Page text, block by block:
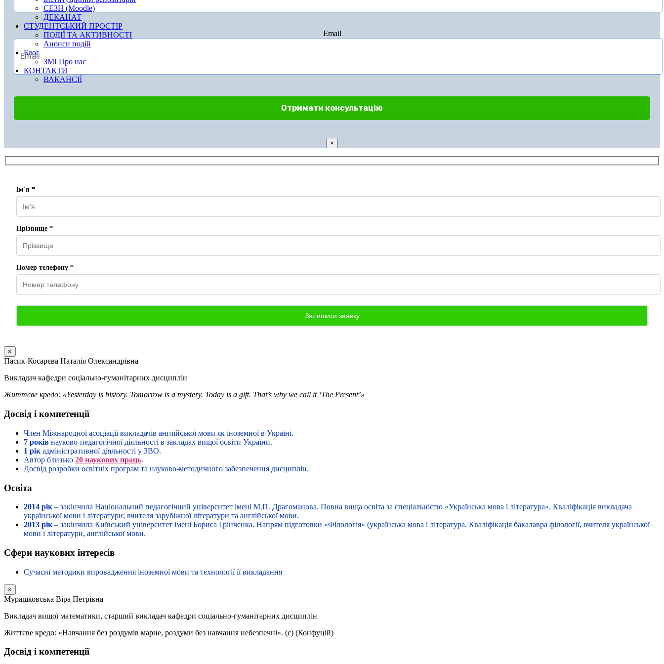
СЕЗН (Moodle)
ДЕКАНАТ
СТУДЕНТСЬКИЙ ПРОСТІР
ПОДІЇ ТА АКТИВНОСТІ
Анонси подій
Блог
ЗМІ Про нас
КОНТАКТИ
ВАКАНСІЇ
Email
×
Ім'я *
Прізвище *
Номер телефону *
×
Пасик-Косарєва Наталія Олександрівна
Викладач кафедри соціально-гуманітарних дисциплін
Життєве кредо: «Yesterday is history. Tomorrow is a mystery. Today is a gift. That’s why we call it ‘The Present’»
Досвід і компетенції
Член Міжнародної асоціації викладачів англійської мови як іноземної в Україні.
7 років науково-педагогічної діяльності в закладах вищої освіти України.
1 рік адміністративної діяльності у ЗВО.
Автор близько 20 наукових праць.
Досвід розробки освітніх програм та науково-методичного забезпечення дисциплін.
Освіта
2014 рік – закінчила Національний педагогічний університет імені М.П. Драгоманова. Повна вища освіта за спеціальністю «Українська мова і література». Кваліфікація викладача
української мови і літератури; вчителя зарубіжної літератури та англійської мови.
2013 рік – закінчила Київський університет імені Бориса Грінченка. Напрям підготовки «Філологія» (українська мова і література. Кваліфікація бакалавра філології, вчителя української
мови і літератури, англійської мови.
Сфери наукових інтересів
Сучасні методики впровадження іноземної мови та технології її викладання
×
Мурашковська Віра Петрівна
Викладач вищої математики, старший викладач кафедри соціально-гуманітарних дисциплін
Життєве кредо: «Навчання без роздумів марне, роздуми без навчання небезпечні». (с) (Конфуцій)
Досвід і компетенції